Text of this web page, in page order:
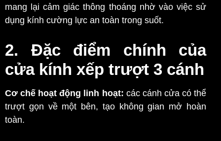
mang lại cảm giác thông thoáng nhờ vào việc sử
dụng kính cường lực an toàn trong suốt.
2. Đặc điểm chính của
cửa kính xếp trượt 3 cánh
Cơ chế hoạt động linh hoạt: các cánh cửa có thể
trượt gọn về một bên, tạo không gian mở hoàn
toàn.